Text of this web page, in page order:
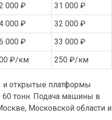
000 ₽
31 000 ₽
000 ₽
32 000 ₽
000 ₽
33 000 ₽
₽/км 250 ₽/км
открытые платформы
60 тонн. Подача машины в
Московской области и